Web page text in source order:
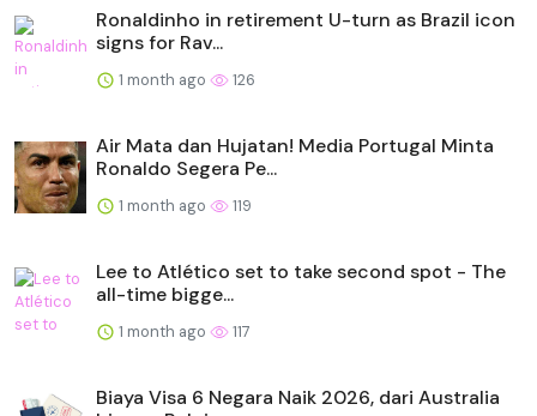
Ronaldinho in retirement U-turn as Brazil icon
signs for Rav...
1 month ago 126
Air Mata dan Hujatan! Media Portugal Minta
Ronaldo Segera Pe...
1 month ago 119
Lee to Atlético set to take second spot - The
all-time bigge...
1 month ago 117
Biaya Visa 6 Negara Naik 2026, dari Australia